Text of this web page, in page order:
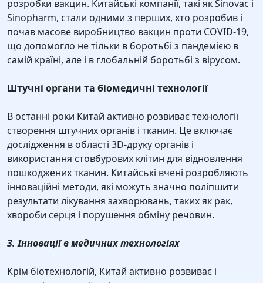
розробки вакцин. Китайські компанії, такі як Sinovac і
Sinopharm, стали одними з перших, хто розробив і
почав масове виробництво вакцин проти COVID-19,
що допомогло не тільки в боротьбі з пандемією в
самій країні, але і в глобальній боротьбі з вірусом.
Штучні органи та біомедичні технології
В останні роки Китай активно розвиває технології
створення штучних органів і тканин. Це включає
дослідження в області 3D-друку органів і
використання стовбурових клітин для відновлення
пошкоджених тканин. Китайські вчені розробляють
інноваційні методи, які можуть значно поліпшити
результати лікування захворювань, таких як рак,
хвороби серця і порушення обміну речовин.
3. Інновації в медичних технологіях
Крім біотехнологій, Китай активно розвиває і